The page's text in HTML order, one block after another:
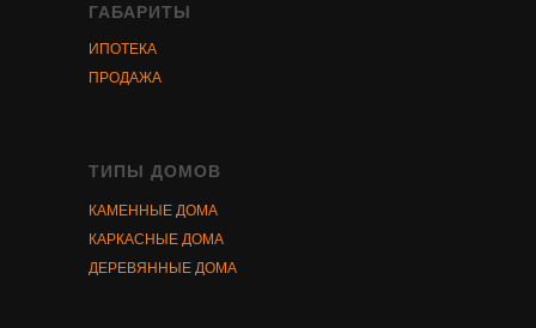
ГАБАРИТЫ
ИПОТЕКА
ТИПЫ ДОМОВ
КАМЕННЫЕ ДОМА
КАРКАСНЫЕ ДОМА
ПРОДАЖА
ДЕРЕВЯННЫЕ ДОМА